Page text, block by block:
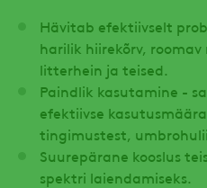
Hävitab efektiivselt
harilik hiirekõrv,
litterhein ja teised.
Paindlik kasutamine -
efektiivse
tingimustest,
Suurepärane kooslus
spektri laiendamiseks.